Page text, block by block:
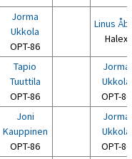
Jorma
Ukkola
OPT-86
Linus
Halex
Tapio
Tuuttila
OPT-86
Jorma
Ukkola
OPT-86
Joni
Kauppinen
OPT-86
Jorma
Ukkola
OPT-86